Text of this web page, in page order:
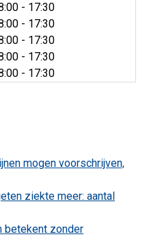
- 17:30
- 17:30
- 17:30
- 17:30
- 17:30
mogen voorschrijven,
ziekte meer: aantal
betekent zonder